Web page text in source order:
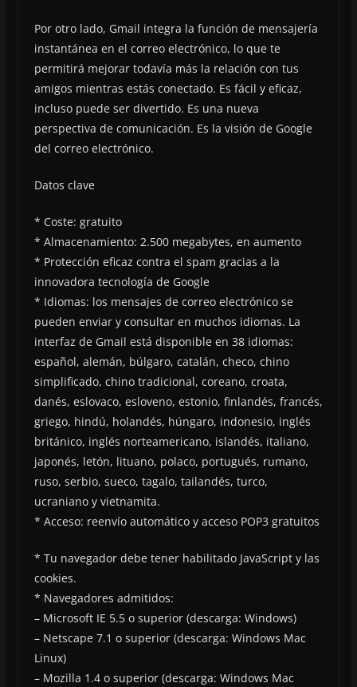
Por otro lado, Gmail integra la función de mensajería
instantánea en el correo electrónico, lo que te
permitirá mejorar todavía más la relación con tus
amigos mientras estás conectado. Es fácil y eficaz,
incluso puede ser divertido. Es una nueva
perspectiva de comunicación. Es la visión de Google
del correo electrónico.
Datos clave
* Coste: gratuito
* Almacenamiento: 2.500 megabytes, en aumento
* Protección eficaz contra el spam gracias a la
innovadora tecnología de Google
* Idiomas: los mensajes de correo electrónico se
pueden enviar y consultar en muchos idiomas. La
interfaz de Gmail está disponible en 38 idiomas:
español, alemán, búlgaro, catalán, checo, chino
simplificado, chino tradicional, coreano, croata,
danés, eslovaco, esloveno, estonio, finlandés, francés,
griego, hindú, holandés, húngaro, indonesio, inglés
británico, inglés norteamericano, islandés, italiano,
japonés, letón, lituano, polaco, portugués, rumano,
ruso, serbio, sueco, tagalo, tailandés, turco,
ucraniano y vietnamita.
* Acceso: reenvío automático y acceso POP3 gratuitos
* Tu navegador debe tener habilitado JavaScript y las
cookies.
* Navegadores admitidos:
– Microsoft IE 5.5 o superior (descarga: Windows)
– Netscape 7.1 o superior (descarga: Windows Mac
Linux)
– Mozilla 1.4 o superior (descarga: Windows Mac